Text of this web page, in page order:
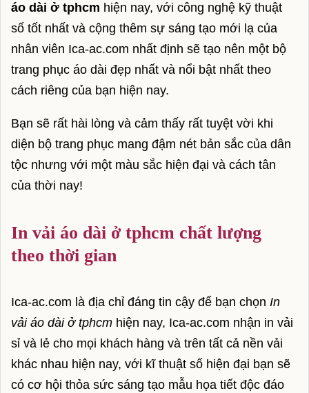
Tử vi 12 con giáp
Bách hợp
Đam mỹ
Truyện tranh đam mỹ
Đam mỹ hoàn
Lịch cúp điện hôm nay
Lịch cúp điện bình dương
vietnambiz.vn
Trang TTĐTTH Của công ty VietnewsCorp
Lầu 3 - Compa Building - 293 Điện Biên
Phủ - Phường 15 - Bình Thạnh - TPHCM
áo dài ở tphcm hiện nay, với công nghệ kỹ thuật
số tốt nhất và cộng thêm sự sáng tạo mới lạ của
nhân viên Ica-ac.com nhất định sẽ tạo nên một bộ
trang phục áo dài đẹp nhất và nổi bật nhất theo
cách riêng của bạn hiện nay.
Bạn sẽ rất hài lòng và cảm thấy rất tuyệt vời khi
diện bộ trang phục mang đậm nét bản sắc của dân
tộc nhưng với một màu sắc hiện đại và cách tân
của thời nay!
In vải áo dài ở tphcm chất lượng
theo thời gian
Ica-ac.com là địa chỉ đáng tin cậy để bạn chọn In
vải áo dài ở tphcm hiện nay, Ica-ac.com nhận in vải
sỉ và lẻ cho mọi khách hàng và trên tất cả nền vải
khác nhau hiện nay, với kĩ thuật số hiện đại bạn sẽ
có cơ hội thỏa sức sáng tạo mẫu họa tiết độc đáo